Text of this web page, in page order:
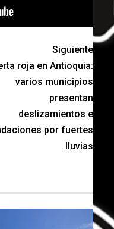
Siguiente
roja en Antioquia:
varios municipios
presentan
deslizamientos e
por fuertes
lluvias